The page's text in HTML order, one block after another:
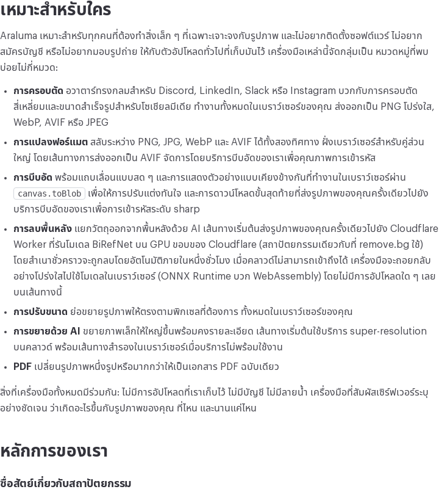
เหมาะสำหรับใคร
Araluma เหมาะสำหรับทุกคนที่ต้องทำสิ่งเล็ก ๆ ที่เฉพาะเจาะจงกับรูปภาพ และไม่อยากติดตั้งซอฟต์แวร์ ไม่อยาก
สมัครบัญชี หรือไม่อยากมอบรูปถ่าย ให้กับตัวอัปโหลดทั่วไปที่เก็บมันไว้ เครื่องมือเหล่านี้จัดกลุ่มเป็น หมวดหมู่ที่พบ
บ่อยไม่กี่หมวด:
การครอบตัด อวาตาร์ทรงกลมสำหรับ Discord, LinkedIn, Slack หรือ Instagram บวกกับการครอบตัด
สี่เหลี่ยมและขนาดสำเร็จรูปสำหรับโซเชียลมีเดีย ทำงานทั้งหมดในเบราว์เซอร์ของคุณ ส่งออกเป็น PNG โปร่งใส,
WebP, AVIF หรือ JPEG
การแปลงฟอร์แมต สลับระหว่าง PNG, JPG, WebP และ AVIF ได้ทั้งสองทิศทาง ฝั่งเบราว์เซอร์สำหรับคู่ส่วน
ใหญ่ โดยเส้นทางการส่งออกเป็น AVIF จัดการโดยบริการบีบอัดของเราเพื่อคุณภาพการเข้ารหัส
การบีบอัด พร้อมแถบเลื่อนแบบสด ๆ และการแสดงตัวอย่างแบบเคียงข้างกันที่ทำงานในเบราว์เซอร์ผ่าน
canvas.toBlob
เพื่อให้การปรับแต่งทันใจ และการดาวน์โหลดขั้นสุดท้ายที่ส่งรูปภาพของคุณครั้งเดียวไปยัง
บริการบีบอัดของเราเพื่อการเข้ารหัสระดับ sharp
การลบพื้นหลัง แยกวัตถุออกจากพื้นหลังด้วย AI เส้นทางเริ่มต้นส่งรูปภาพของคุณครั้งเดียวไปยัง Cloudflare
Worker ที่รันโมเดล BiRefNet บน GPU ขอบของ Cloudflare (สถาปัตยกรรมเดียวกับที่ remove.bg ใช้)
โดยสำเนาชั่วคราวจะถูกลบโดยอัตโนมัติภายในหนึ่งชั่วโมง เมื่อคลาวด์ไม่สามารถเข้าถึงได้ เครื่องมือจะถอยกลับ
อย่างโปร่งใสไปใช้โมเดลในเบราว์เซอร์ (ONNX Runtime บวก WebAssembly) โดยไม่มีการอัปโหลดใด ๆ เลย
บนเส้นทางนี้
การปรับขนาด ย่อขยายรูปภาพให้ตรงตามพิกเซลที่ต้องการ ทั้งหมดในเบราว์เซอร์ของคุณ
การขยายด้วย AI
ขยายภาพเล็กให้ใหญ่ขึ้นพร้อมคงรายละเอียด เส้นทางเริ่มต้นใช้บริการ super-resolution
บนคลาวด์ พร้อมเส้นทางสำรองในเบราว์เซอร์เมื่อบริการไม่พร้อมใช้งาน
PDF เปลี่ยนรูปภาพหนึ่งรูปหรือมากกว่าให้เป็นเอกสาร PDF ฉบับเดียว
สิ่งที่เครื่องมือทั้งหมดมีร่วมกัน: ไม่มีการอัปโหลดที่เราเก็บไว้ ไม่มีบัญชี ไม่มีลายน้ำ เครื่องมือที่สัมผัสเซิร์ฟเวอร์ระบุ
อย่างชัดเจน ว่าเกิดอะไรขึ้นกับรูปภาพของคุณ ที่ไหน และนานแค่ไหน
หลักการของเรา
ซื่อสัตย์เกี่ยวกับสถาปัตยกรรม